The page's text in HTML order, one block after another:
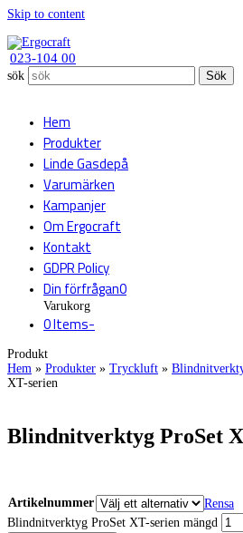
Skip to content
023-104 00
sök Sök
Hem
Produkter
Linde Gasdepå
Varumärken
Kampanjer
Om Ergocraft
Kontakt
GDPR Policy
Din förfrågan0
Varukorg
0 Items-
Produkt
Hem » Produkter » Tryckluft »
XT-serien
Blindnitverktyg ProSet
Artikelnummer
Rensa
Blindnitverktyg ProSet XT-serien mängd